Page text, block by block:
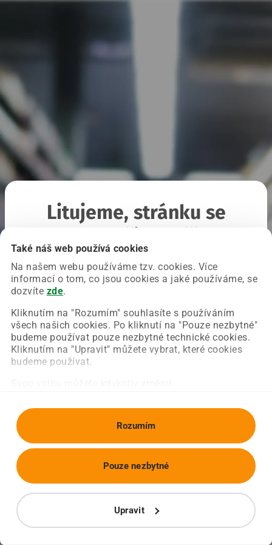
Také náš web používá cookies
Na našem webu používáme tzv. cookies. Více
informací o tom, co jsou cookies a jaké používáme, se
dozvíte zde.
Kliknutím na "Rozumím" souhlasíte s používáním
všech našich cookies. Po kliknutí na "Pouze nezbytné"
budeme používat pouze nezbytné technické cookies.
Kliknutím na "Upravit" můžete vybrat, které cookies
budeme používat.
Rozumím
Upravit
Pouze nezbytné
Litujeme, stránku se
Chyba nastala na naší straně a už ji opravujeme.
Zkuste prosím znovu načíst požadovanou stránku.
Obnovit stránku Úvodní strana